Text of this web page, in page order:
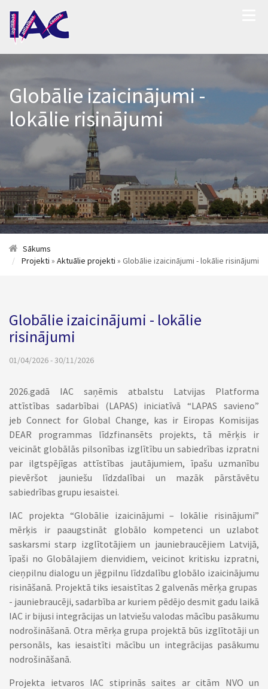
Globālie izaicinājumi -
lokālie risinājumi
Sākums
Projekti » Aktuālie projekti » Globālie izaicinājumi - lokālie risinājumi
Globālie izaicinājumi - lokālie
risinājumi
01/04/2026 - 30/11/2026
2026.gadā IAC saņēmis atbalstu Latvijas Platforma
attīstības sadarbībai (LAPAS) iniciatīvā“LAPAS savieno”
jeb Connect for Global Change, kas ir Eiropas Komisijas
DEAR programmas līdzfinansēts projekts, tā mērķis ir
veicināt globālās pilsonības izglītību un sabiedrības izpratni
par ilgtspējīgas attīstības jautājumiem, īpašu uzmanību
pievēršot jauniešu līdzdalībai un mazāk pārstāvētu
sabiedrības grupu iesaistei.
IAC projekta “Globālie izaicinājumi – lokālie risinājumi”
mērķis ir paaugstināt globālo kompetenci un uzlabot
saskarsmi starp izglītotājiem un jauniebraucējiem Latvijā,
īpaši no Globālajiem dienvidiem, veicinot kritisku izpratni,
cieņpilnu dialogu un jēgpilnu līdzdalību globālo izaicinājumu
risināšanā. Projektā tiks iesaistītas 2 galvenās mērķa grupas
- jauniebraucēji, sadarbība ar kuriem pēdējo desmit gadu laikā
IAC ir bijusi integrācijas un latviešu valodas mācību pasākumu
nodrošināšanā. Otra mērķa grupa projektā būs izglītotāji un
personāls, kas iesaistīti mācību un integrācijas pasākumu
nodrošināšanā.
Projekta ietvaros IAC stiprinās saites ar citām NVO un